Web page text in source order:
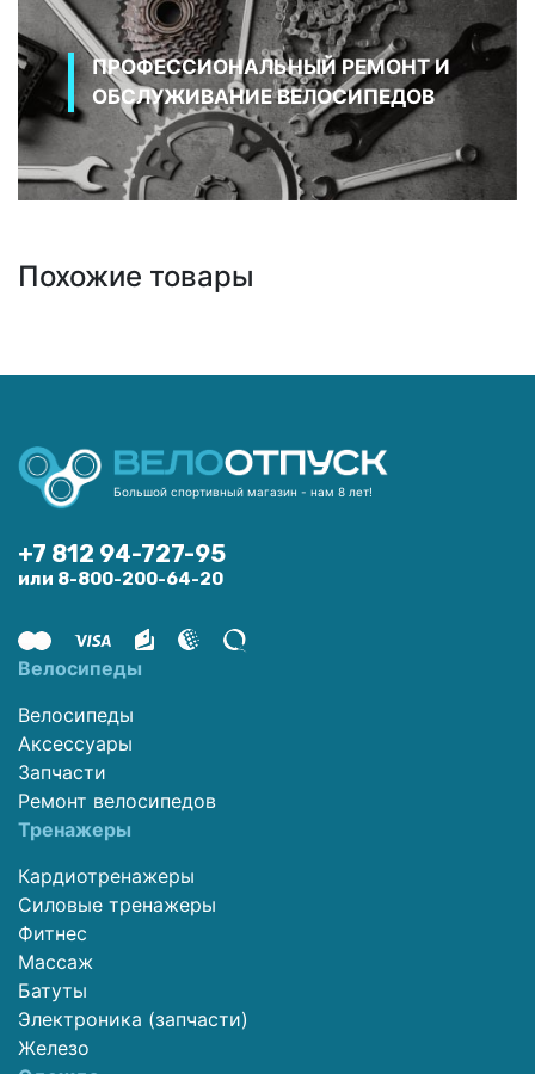
ПРОФЕССИОНАЛЬНЫЙ РЕМОНТ И
ОБСЛУЖИВАНИЕ ВЕЛОСИПЕДОВ
Похожие товары
Большой спортивный магазин - нам 8 лет!
+7 812 94-727-95
или 8-800-200-64-20
Велосипеды
Велосипеды
Аксессуары
Запчасти
Ремонт велосипедов
Тренажеры
Кардиотренажеры
Силовые тренажеры
Фитнес
Массаж
Батуты
Электроника (запчасти)
Железо